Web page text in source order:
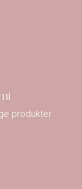
produkter